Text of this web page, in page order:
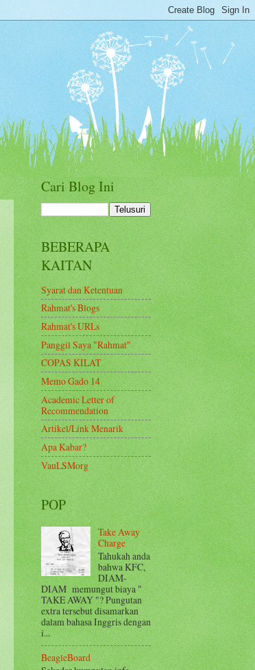
Cari Blog Ini
BEBERAPA
KAITAN
Syarat dan Ketentuan
Rahmat's Blogs
Rahmat's URLs
Panggil Saya "Rahmat"
COPAS KILAT
Memo Gado 14
Academic Letter of
Recommendation
Artikel/Link Menarik
Apa Kabar?
VauLSMorg
POP
Take Away
Charge
Tahukah anda
bahwa KFC,
DIAM-
DIAM memungut biaya "
TAKE AWAY "? Pungutan
extra tersebut disamarkan
dalam bahasa Inggris dengan
i...
BeagleBoard